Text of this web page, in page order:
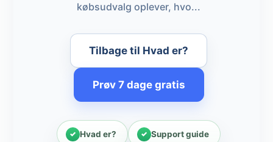
købsudvalg oplever, hvo...
Tilbage til Hvad er?
Prøv 7 dage gratis
Hvad er? Support guide